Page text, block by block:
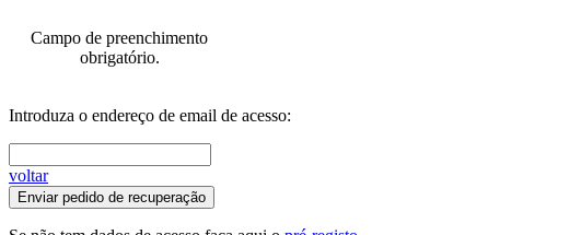
Campo de preenchimento
obrigatório.
Introduza o endereço de email de acesso:
voltar
Enviar pedido de recuperação